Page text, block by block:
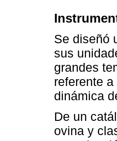
Se diseñó
sus
grandes
referente
dinámica
De un
ovina y